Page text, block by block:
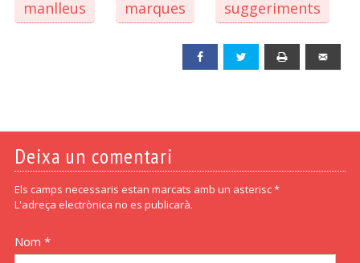
manlleus marques suggeriments
Facebook Twitter
Deixa un comentari
Els camps necessaris estan marcats amb un asterisc *
L'adreça electrònica no es publicarà.
Nom *